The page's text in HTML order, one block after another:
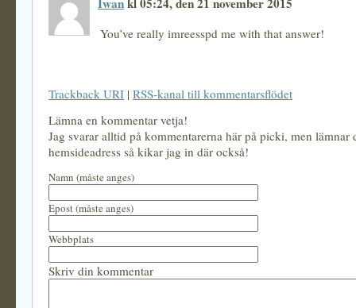
You’ve really imreesspd me with that answer!
Trackback URI | RSS-kanal till kommentarsflödet
Lämna en kommentar vetja!
Jag svarar alltid på kommentarerna här på picki, men lämnar
hemsideadress så kikar jag in där också!
Namn (måste anges)
Epost (måste anges)
Webbplats
Skriv din kommentar